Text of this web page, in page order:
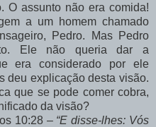
O assunto não era comida!
a um homem chamado
Pedro. Mas Pedro
Ele não queria dar a
era considerado por ele
deu explicação desta visão.
que se pode comer cobra,
da visão?
10:28 – “E disse-lhes: Vós